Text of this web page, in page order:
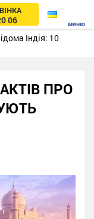
06
Індія: 10
ПРО